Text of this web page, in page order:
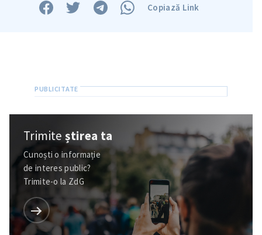
Copiază Link
Trimiteștirea ta
Cunoști o informație
de interes public?
Trimite-o la ZdG